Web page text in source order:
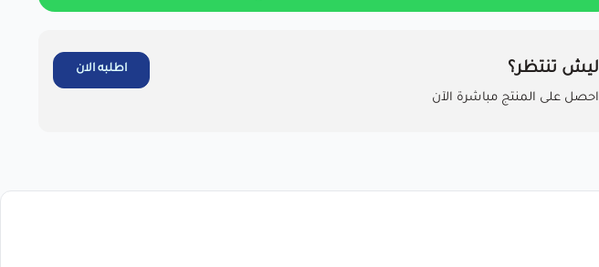
ليش تنتظر؟
احصل على المنتج مباشرة الآن
اطلبه الان